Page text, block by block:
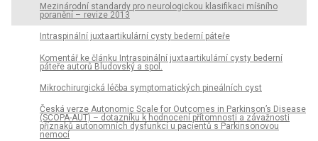
Mezinárodní standardy pro neurologickou klasifikaci míšního
poranění – revize 2013
Intraspinální juxtaartikulární cysty bederní páteře
Komentář ke článku Intraspinální juxtaartikulární cysty bederní
páteře autorů Bludovský a spol.
Mikrochirurgická léčba symptomatických pineálních cyst
Česká verze Autonomic Scale for Outcomes in Parkinson’s Disease
(SCOPA-AUT) – dotazníku k hodnocení přítomnosti a závažnosti
příznaků autonomních dysfunkcí u pacientů s Parkinsonovou
nemocí